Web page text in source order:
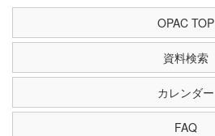
OPAC TOP
資料検索
カレンダー
FAQ